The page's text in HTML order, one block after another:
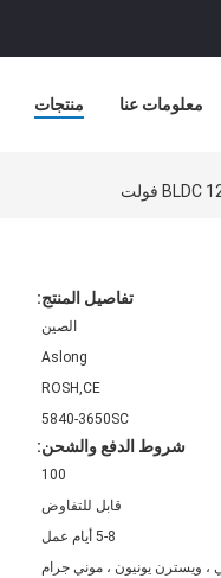
منتجات معلومات عنا
تفاصيل المنتج:
الصين
Aslong
ROSH,CE
5840-3650SC
شروط الدفع والشحن:
100
قابل للتفاوض
5-8 أيام عمل
، ويسترن يونيون ، موني جرام